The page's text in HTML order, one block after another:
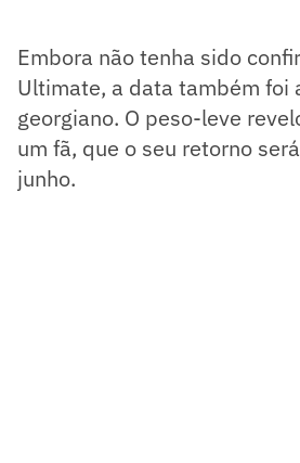
Embora não tenha sido
Ultimate, a data também foi
georgiano. O peso-leve
um fã, que o seu retorno
junho.